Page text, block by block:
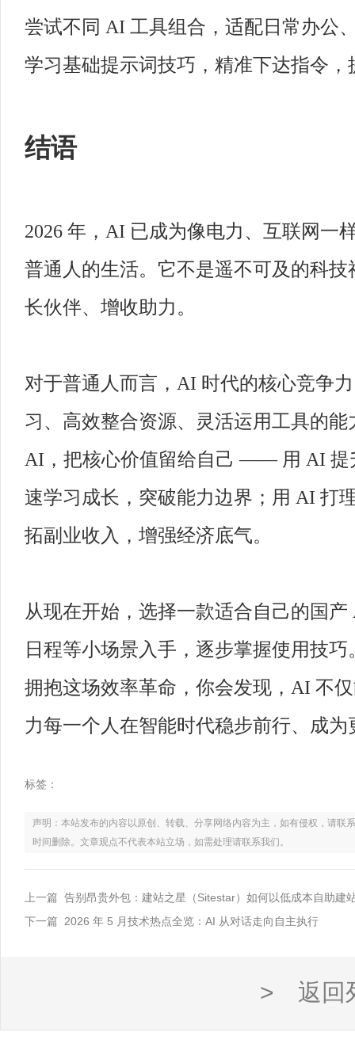
尝试不同 AI 工具组合，适配日常办公
学习基础提示词技巧，精准下达指令
结语
2026 年，AI 已成为像电力、互联网一
普通人的生活。它不是遥不可及的科
长伙伴、增收助力。
对于普通人而言，AI 时代的核心竞争
习、高效整合资源、灵活运用工具的
AI，把核心价值留给自己 —— 用 AI 提
速学习成长，突破能力边界；用 AI 打
拓副业收入，增强经济底气。
从现在开始，选择一款适合自己的国
日程等小场景入手，逐步掌握使用技
拥抱这场效率革命，你会发现，AI 不
力每一个人在智能时代稳步前行、成为
标签：
声明：本站发布的内容以原创、转载、分享网络内容为主，如有侵权，请
时间删除。文章观点不代表本站立场，如需处理请联系我们。
上一篇 告别昂贵外包：建站之星（Sitestar）如何以低成本自助建
下一篇 2026 年 5 月技术热点全览：AI 从对话走向自主执行
> 返回